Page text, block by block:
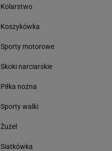
Kolarstwo
Koszykówka
Sporty motorowe
Skoki narciarskie
Piłka nożna
Sporty walki
Żużel
Siatkówka